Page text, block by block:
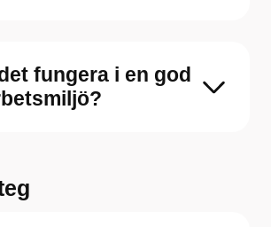
fungera i en god